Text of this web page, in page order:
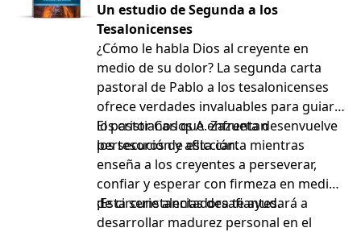
Un estudio de Segunda a los
Tesalonicenses
¿Cómo le habla Dios al creyente en
medio de su dolor? La segunda carta
pastoral de Pablo a los tesalonicenses
ofrece verdades invaluables para guiar a
los cristianos que enfrentan
persecución y aflicción.
El pastor Carlos A. Zazueta desenvuelve
los tesoros de esta carta mientras
enseña a los creyentes a perseverar,
confiar y esperar con firmeza en medio
de circunstancias desafiantes.
¡Esta serie alentadora te ayudará a
desarrollar madurez personal en el